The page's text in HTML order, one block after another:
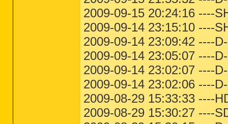
2009-09-15 20:24:16 ----
2009-09-14 23:15:10 ----
2009-09-14 23:09:42 ----
2009-09-14 23:05:07 ----
2009-09-14 23:02:07 ----
2009-09-14 23:02:06 ----
2009-08-29 15:33:33 ----
2009-08-29 15:30:27 ----